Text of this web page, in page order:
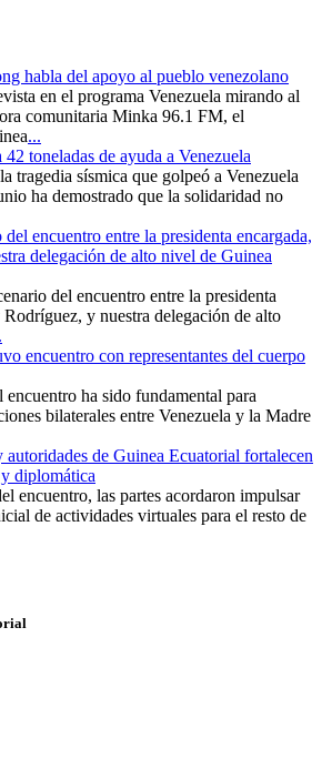
habla del apoyo al pueblo venezolano
en el programa Venezuela mirando al
comunitaria Minka 96.1 FM, el
...
toneladas de ayuda a Venezuela
tragedia sísmica que golpeó a Venezuela
ha demostrado que la solidaridad no
encuentro entre la presidenta encargada,
delegación de alto nivel de Guinea
del encuentro entre la presidenta
y nuestra delegación de alto
encuentro con representantes del cuerpo
ha sido fundamental para
bilaterales entre Venezuela y la Madre
de Guinea Ecuatorial fortalecen
diplomática
encuentro, las partes acordaron impulsar
de actividades virtuales para el resto de